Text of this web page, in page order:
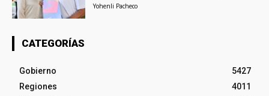
Yohenli Pacheco
CATEGORÍAS
Gobierno
5427
Regiones
4011